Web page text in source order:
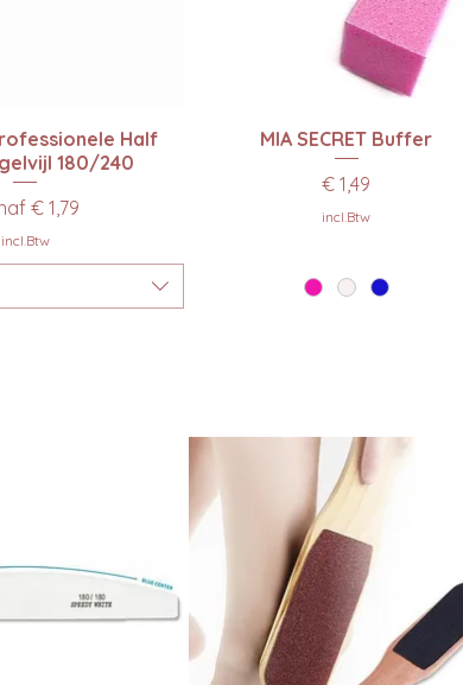
overzicht
Half
180/240
€ 1,79
incl.Btw
Snel overzicht
MIA SECRET Buffer
Prijs
€ 1,49
incl.Btw